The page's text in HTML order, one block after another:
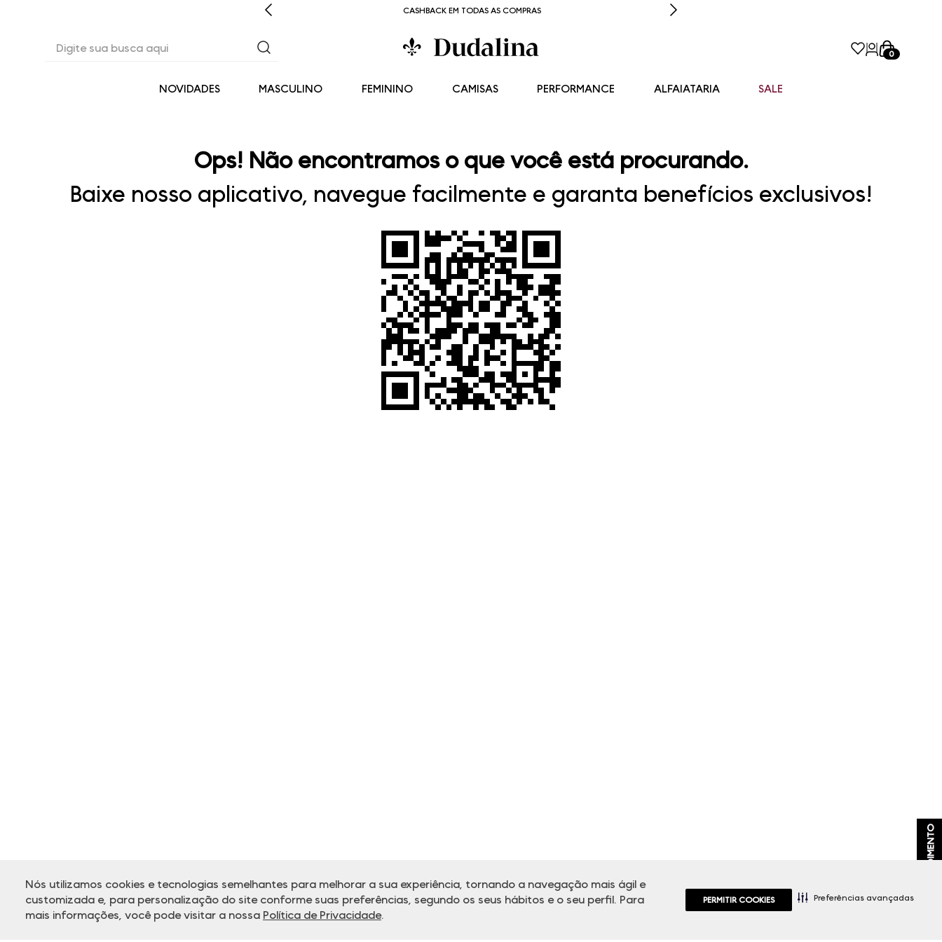
Nós utilizamos cookies e tecnologias semelhantes para melhorar a sua experiência, tornando a navegação mais ágil e
customizada e, para personalização do site conforme suas preferências, segundo os seus hábitos e o seu perfil. Para
mais informações, você pode visitar a nossa Política de Privacidade.
PERMITIR COOKIES Preferências avançadas
CASHBACK EM TODAS AS COMPRAS
0
NOVIDADES MASCULINO FEMININO CAMISAS PERFORMANCE ALFAIATARIA SALE
ATENDIMENTO
Ops! Não encontramos o que você está procurando.
Baixe nosso aplicativo, navegue facilmente e garanta benefícios exclusivos!